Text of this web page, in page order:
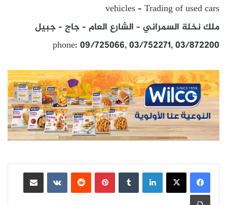
vehicles – Trading of used cars
ملك نخلة السمراني – الشارع العام – جاج – جبيل
phone: 09/725066, 03/752271, 03/872200
لينكدإن بينتيريست
مشاركة عبر البريد
طباعة